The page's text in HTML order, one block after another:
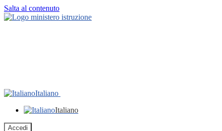
Salta al contenuto
Italiano
Italiano
Accedi